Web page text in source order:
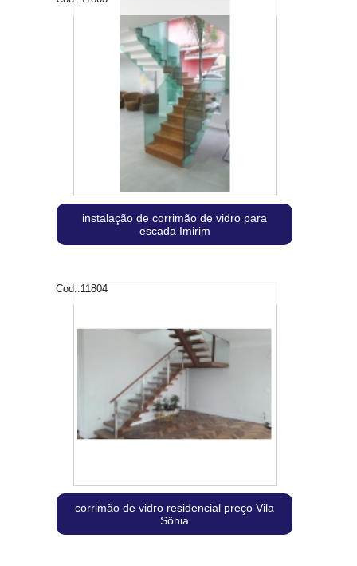
instalação de corrimão de vidro para
escada Imirim
Cod.:11804
corrimão de vidro residencial preço Vila
Sônia